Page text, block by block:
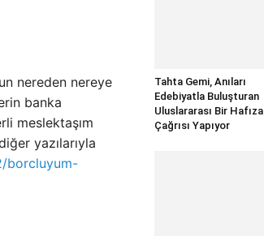
nereden nereye
banka
meslektaşım
yazılarıyla
borcluyum-
Tahta Gemi, Anıları
Edebiyatla Buluşturan
Uluslararası Bir Hafıza
Çağrısı Yapıyor